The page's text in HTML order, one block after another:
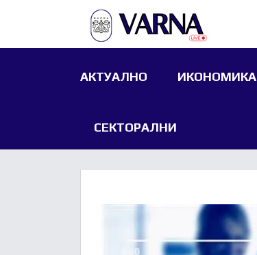
АКТУАЛНО ИКОНОМИКА
СЕКТОРАЛНИ